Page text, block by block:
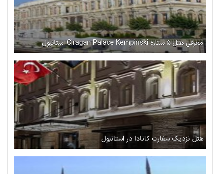
معرفی هتل ۵ ستاره Ciragan Palace Kempinski استانبول
هتل نزدیک سفارت کانادا در استانبول